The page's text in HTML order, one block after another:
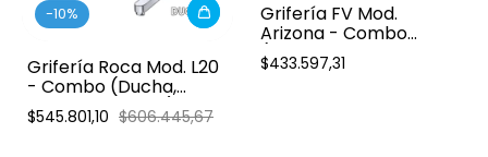
-10%
Grifería Roca Mod. L20
- Combo (Ducha,
lavatorio y bidet)
$545.801,10 $606.445,67
Grifería FV Mod.
Arizona - Combo
(Ducha, lavatorio y
bidet)
$433.597,31